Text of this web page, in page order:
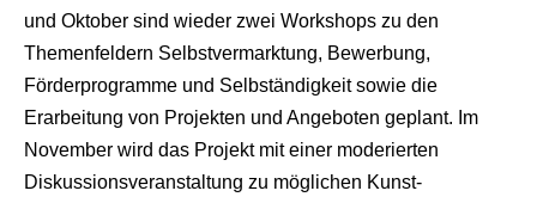
und Oktober sind wieder zwei Workshops zu den
Themenfeldern Selbstvermarktung, Bewerbung,
Förderprogramme und Selbständigkeit sowie die
Erarbeitung von Projekten und Angeboten geplant. Im
November wird das Projekt mit einer moderierten
Diskussionsveranstaltung zu möglichen Kunst-